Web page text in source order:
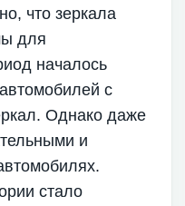
что зеркала
для
началось
с
Однако даже
и
стало